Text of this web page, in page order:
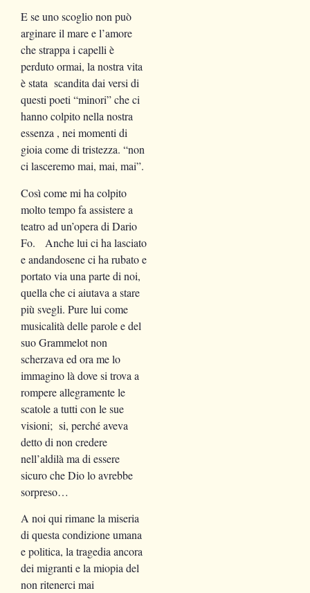
E se uno scoglio non può
arginare il mare e l’amore
che strappa i capelli è
perduto ormai, la nostra vita
è stata scandita dai versi di
questi poeti “minori” che ci
hanno colpito nella nostra
essenza , nei momenti di
gioia come di tristezza. “non
ci lasceremo mai, mai, mai”.
Così come mi ha colpito
molto tempo fa assistere a
teatro ad un’opera di Dario
Fo. Anche lui ci ha lasciato
e andandosene ci ha rubato e
portato via una parte di noi,
quella che ci aiutava a stare
più svegli. Pure lui come
musicalità delle parole e del
suo Grammelot non
scherzava ed ora me lo
immagino là dove si trova a
rompere allegramente le
scatole a tutti con le sue
visioni; si, perché aveva
detto di non credere
nell’aldilà ma di essere
sicuro che Dio lo avrebbe
sorpreso…
A noi qui rimane la miseria
di questa condizione umana
e politica, la tragedia ancora
dei migranti e la miopia del
non ritenerci mai